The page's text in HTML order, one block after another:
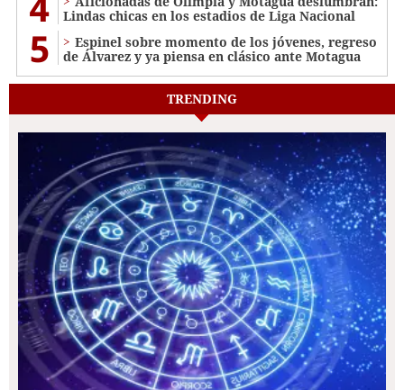
Lindas chicas en los estadios de Liga Nacional
5
Espinel sobre momento de los jóvenes, regreso
de Álvarez y ya piensa en clásico ante Motagua
TRENDING